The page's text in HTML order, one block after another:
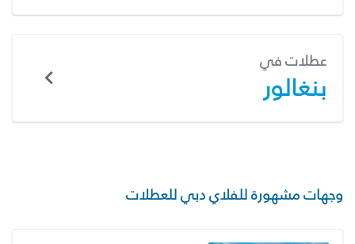
عطلات في
بنغالور
وجهات مشهورة للفلاي دبي للعطلات